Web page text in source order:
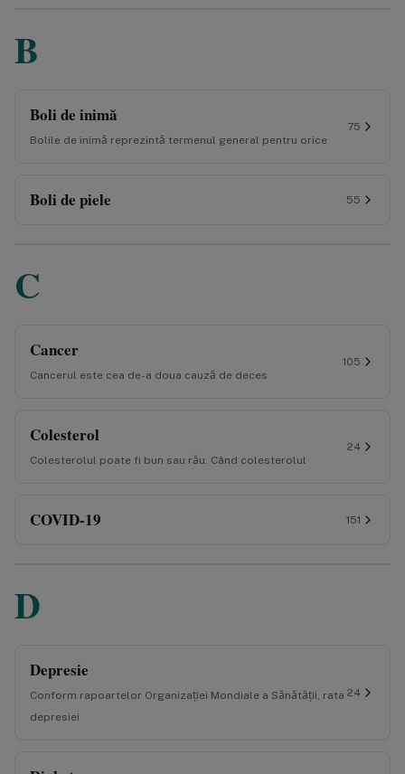
B
Boli de inimă
Bolile de inimă reprezintă termenul general pentru orice
75
Boli de piele 55
C
Cancer
Cancerul este cea de-a doua cauză de deces
105
Colesterol
Colesterolul poate fi bun sau rău. Când colesterolul
24
COVID-19 151
D
Depresie
Conform rapoartelor Organizației Mondiale a Sănătății, rata
depresiei
24